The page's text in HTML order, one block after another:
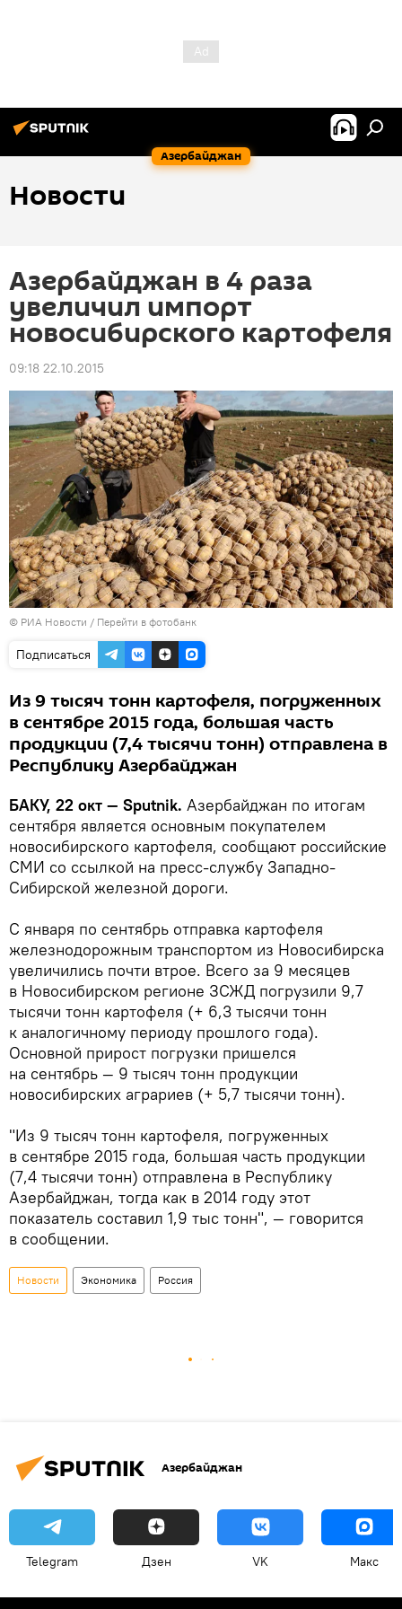
Азербайджан
Новости
Азербайджан в 4 раза
увеличил импорт
новосибирского картофеля
09:18 22.10.2015
© РИА Новости / Перейти в фотобанк
Подписаться
Из 9 тысяч тонн картофеля, погруженных
в сентябре 2015 года, большая часть
продукции (7,4 тысячи тонн) отправлена в
Республику Азербайджан
БАКУ, 22 окт — Sputnik. Азербайджан по итогам
сентября является основным покупателем
новосибирского картофеля, сообщают российские
СМИ со ссылкой на пресс-службу Западно-
Сибирской железной дороги.
С января по сентябрь отправка картофеля
железнодорожным транспортом из Новосибирска
увеличились почти втрое. Всего за 9 месяцев
в Новосибирском регионе ЗСЖД погрузили 9,7
тысячи тонн картофеля (+ 6,3 тысячи тонн
к аналогичному периоду прошлого года).
Основной прирост погрузки пришелся
на сентябрь — 9 тысяч тонн продукции
новосибирских аграриев (+ 5,7 тысячи тонн).
"Из 9 тысяч тонн картофеля, погруженных
в сентябре 2015 года, большая часть продукции
(7,4 тысячи тонн) отправлена в Республику
Азербайджан, тогда как в 2014 году этот
показатель составил 1,9 тыс тонн", — говорится
в сообщении.
Новости Экономика Россия
Азербайджан
Telegram Дзен VK Макс